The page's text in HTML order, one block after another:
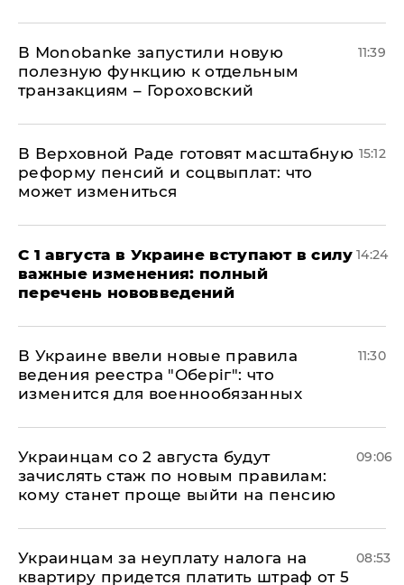
В Мonobankе запустили новую
полезную функцию к отдельным
транзакциям – Гороховский
11:39
В Верховной Раде готовят масштабную
реформу пенсий и соцвыплат: что
может измениться
15:12
С 1 августа в Украине вступают в силу
важные изменения: полный
перечень нововведений
14:24
В Украине ввели новые правила
ведения реестра "Оберіг": что
изменится для военнообязанных
11:30
Украинцам со 2 августа будут
зачислять стаж по новым правилам:
кому станет проще выйти на пенсию
09:06
Украинцам за неуплату налога на
квартиру придется платить штраф от 5
08:53